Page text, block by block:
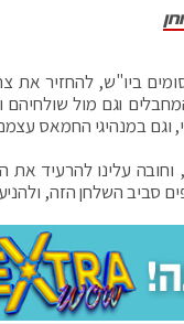
ביו"ש, להחזיר את
וגם מול
וגם במנהיגי החמאס
עלינו להרעיד
סביב השלחן הזה,